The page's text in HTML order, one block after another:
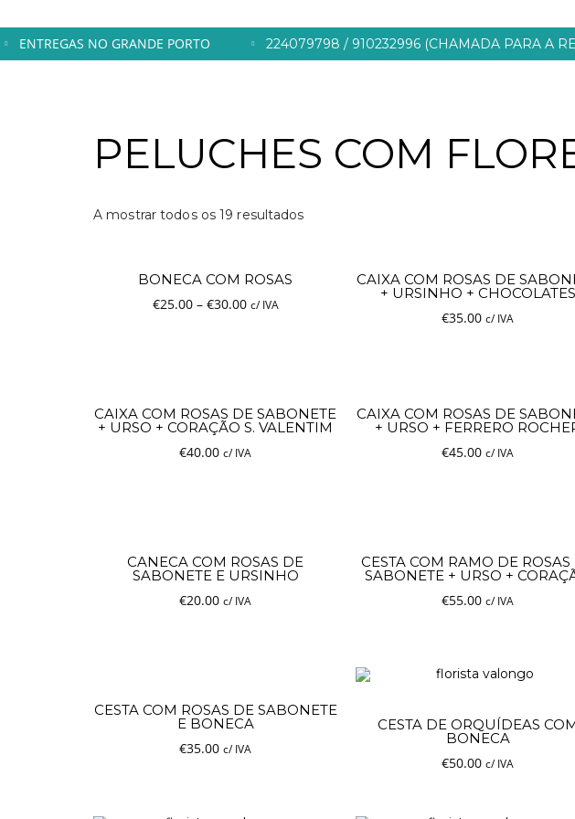
GRÁTIS
2020
FLORISTA
ENTREGAS NO GRANDE PORTO 224079798 / 910232996 (CHAMADA PARA A
PELUCHES COM
A mostrar todos os 19 resultados
BONECA COM ROSAS
€25.00– €30.00 c/ IVA
CAIXA COM ROSAS DE
+ URSINHO + CHOCOLATES
€35.00 c/ IVA
CAIXA COM ROSAS DE SABONETE
+ URSO + CORAÇÃO S. VALENTIM
€40.00 c/ IVA
CAIXA COM ROSAS DE
+ URSO + FERRERO
€45.00 c/ IVA
CANECA COM ROSAS DE
SABONETE E URSINHO
€20.00 c/ IVA
CESTA COM RAMO DE ROSAS
SABONETE + URSO +
€55.00 c/ IVA
CESTA COM ROSAS DE SABONETE
E BONECA
€35.00 c/ IVA
CESTA DE ORQUÍDEAS
BONECA
€50.00 c/ IVA